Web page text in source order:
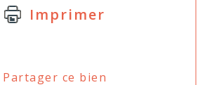
Imprimer
Partager ce bien